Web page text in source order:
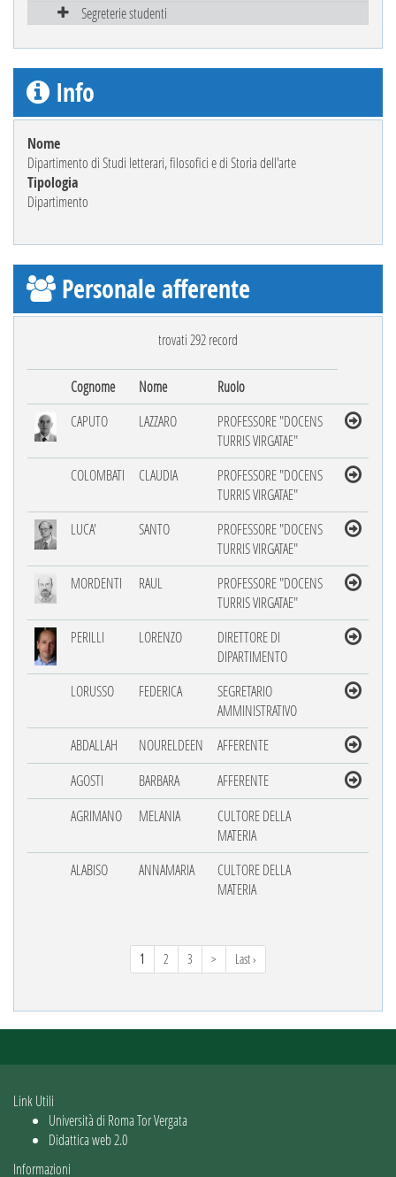
Segreterie studenti
Info
Nome
Dipartimento di Studi letterari, filosofici e di Storia dell'arte
Tipologia
Dipartimento
Personale afferente
trovati 292 record
Cognome Nome
Ruolo
CAPUTO
LAZZARO
PROFESSORE "DOCENS
TURRIS VIRGATAE"
COLOMBATI
CLAUDIA
PROFESSORE "DOCENS
TURRIS VIRGATAE"
LUCA'
SANTO
PROFESSORE "DOCENS
TURRIS VIRGATAE"
MORDENTI
RAUL
PROFESSORE "DOCENS
TURRIS VIRGATAE"
PERILLI
LORENZO
DIRETTORE DI
DIPARTIMENTO
LORUSSO
FEDERICA
SEGRETARIO
AMMINISTRATIVO
ABDALLAH
NOURELDEEN
AFFERENTE
AGOSTI
BARBARA
AFFERENTE
AGRIMANO
MELANIA
CULTORE DELLA
MATERIA
ALABISO
ANNAMARIA
CULTORE DELLA
MATERIA
1 2 3 > Last ›
Link Utili
Università di Roma Tor Vergata
Didattica web 2.0
Informazioni